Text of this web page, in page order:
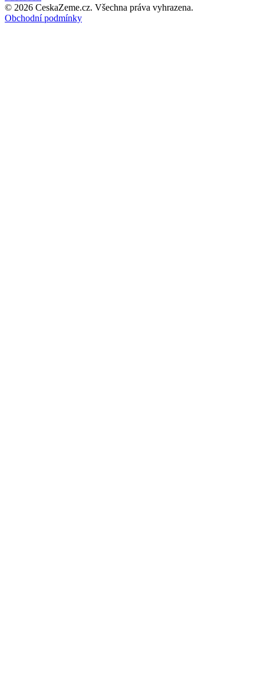
© 2026 CeskaZeme.cz. Všechna práva vyhrazena.
Obchodní podmínky